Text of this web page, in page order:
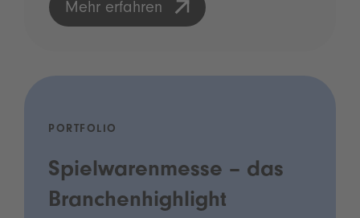
Mehr erfahren
PORTFOLIO
Spielwarenmesse – das
Branchenhighlight